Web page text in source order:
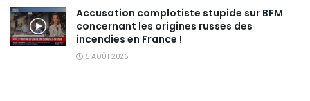
Accusation complotiste stupide sur BFM
concernant les origines russes des
incendies en France !
5 AOÛT 2026